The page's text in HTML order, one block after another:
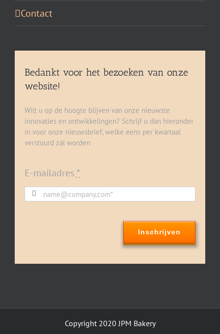
Contact
Bedankt voor het bezoeken van onze
website!
Wilt u op de hoogte blijven van onze nieuwste
innovaties en ontwikkelingen? Schrijf u dan hieronder
in voor onze nieuwsbrief, welke eens per kwartaal
verstuurd zal worden
E-mailadres *
Inschrijven
Copyright 2020 JPM Bakery